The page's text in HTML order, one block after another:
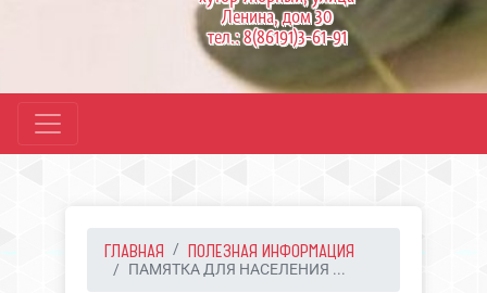
Ленина, дом 30
тел.: 8(86191)3-61-91
ГЛАВНАЯ ПОЛЕЗНАЯ ИНФОРМАЦИЯ
ПАМЯТКА ДЛЯ НАСЕЛЕНИЯ ...